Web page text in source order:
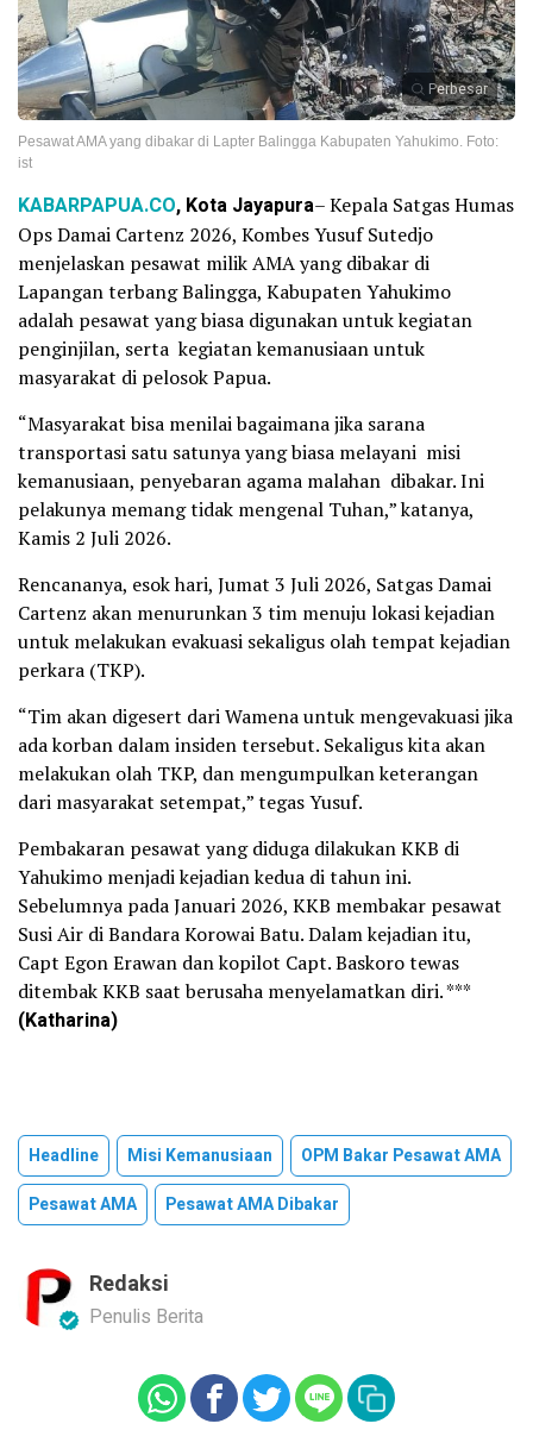
Perbesar
Pesawat AMA yang dibakar di Lapter Balingga Kabupaten Yahukimo. Foto:
ist
KABARPAPUA.CO, Kota Jayapura– Kepala Satgas Humas
Ops Damai Cartenz 2026, Kombes Yusuf Sutedjo
menjelaskan pesawat milik AMA yang dibakar di
Lapangan terbang Balingga, Kabupaten Yahukimo
adalah pesawat yang biasa digunakan untuk kegiatan
penginjilan, serta kegiatan kemanusiaan untuk
masyarakat di pelosok Papua.
“Masyarakat bisa menilai bagaimana jika sarana
transportasi satu satunya yang biasa melayani misi
kemanusiaan, penyebaran agama malahan dibakar. Ini
pelakunya memang tidak mengenal Tuhan,” katanya,
Kamis 2 Juli 2026.
Rencananya, esok hari, Jumat 3 Juli 2026, Satgas Damai
Cartenz akan menurunkan 3 tim menuju lokasi kejadian
untuk melakukan evakuasi sekaligus olah tempat kejadian
perkara (TKP).
“Tim akan digesert dari Wamena untuk mengevakuasi jika
ada korban dalam insiden tersebut. Sekaligus kita akan
melakukan olah TKP, dan mengumpulkan keterangan
dari masyarakat setempat,” tegas Yusuf.
Pembakaran pesawat yang diduga dilakukan KKB di
Yahukimo menjadi kejadian kedua di tahun ini.
Sebelumnya pada Januari 2026, KKB membakar pesawat
Susi Air di Bandara Korowai Batu. Dalam kejadian itu,
Capt Egon Erawan dan kopilot Capt. Baskoro tewas
ditembak KKB saat berusaha menyelamatkan diri. ***
(Katharina)
Headline Misi Kemanusiaan
OPM Bakar Pesawat AMA
Pesawat AMA
Pesawat AMA Dibakar
Redaksi
Penulis Berita